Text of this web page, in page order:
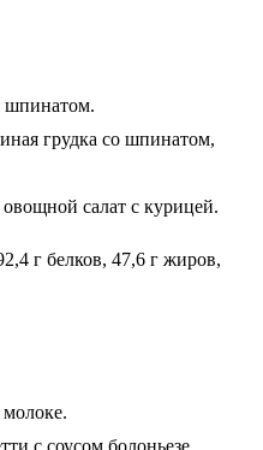
грудка со шпинатом,
салат с курицей.
г белков, 47,6 г жиров,
с соусом болоньезе.